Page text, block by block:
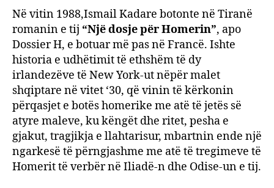
Në vitin 1988,Ismail Kadare botonte në Tiranë
romanin e tij “Një dosje për Homerin”, apo
Dossier H, e botuar më pas në Francë. Ishte
historia e udhëtimit të ethshëm të dy
irlandezëve të New York-ut nëpër malet
shqiptare në vitet ‘30, që vinin të kërkonin
përqasjet e botës homerike me atë të jetës së
atyre maleve, ku këngët dhe ritet, pesha e
gjakut, tragjikja e llahtarisur, mbartnin ende një
ngarkesë të përngjashme me atë të tregimeve të
Homerit të verbër në Iliadë-n dhe Odise-un e tij.